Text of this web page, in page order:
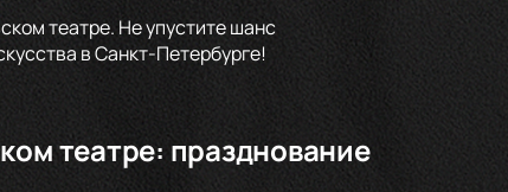
театре. Не упустите шанс
в Санкт-Петербурге!
театре: празднование